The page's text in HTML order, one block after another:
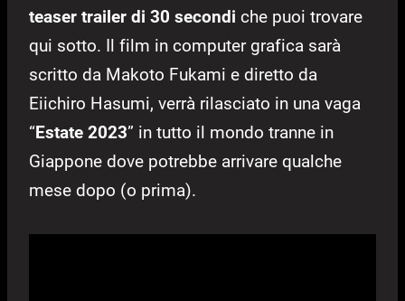
teaser trailer di 30 secondi che puoi trovare
qui sotto. Il film in computer grafica sarà
scritto da Makoto Fukami e diretto da
Eiichiro Hasumi, verrà rilasciato in una vaga
“Estate 2023” in tutto il mondo tranne in
Giappone dove potrebbe arrivare qualche
mese dopo (o prima).